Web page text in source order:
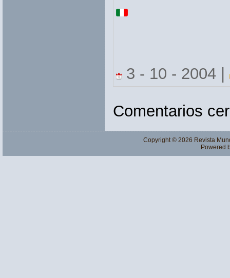
3 - 10 - 2004 |
Comentarios
Copyright © 2026 Revista
Powered